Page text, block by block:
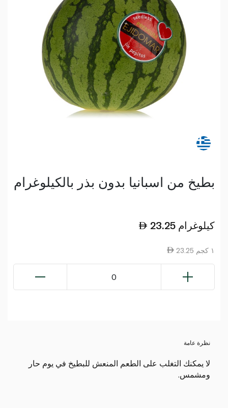
بطيخ من اسبانيا بدون بذر بالكيلوغرام
23.25 كيلوغرام
23.25 ١ كجم
0
نظرة عامة
لا يمكنك التغلب على الطعم المنعش للبطيخ في يوم حار
ومشمس.